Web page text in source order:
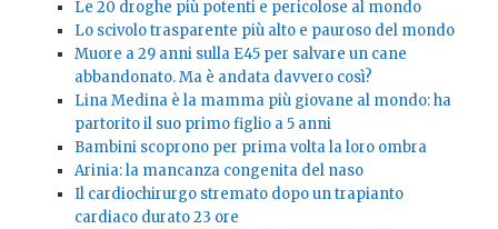
Le 20 droghe più potenti e pericolose al mondo
Lo scivolo trasparente più alto e pauroso del mondo
Muore a 29 anni sulla E45 per salvare un cane
abbandonato. Ma è andata davvero così?
Lina Medina è la mamma più giovane al mondo: ha
partorito il suo primo figlio a 5 anni
Bambini scoprono per prima volta la loro ombra
Arinia: la mancanza congenita del naso
Il cardiochirurgo stremato dopo un trapianto
cardiaco durato 23 ore